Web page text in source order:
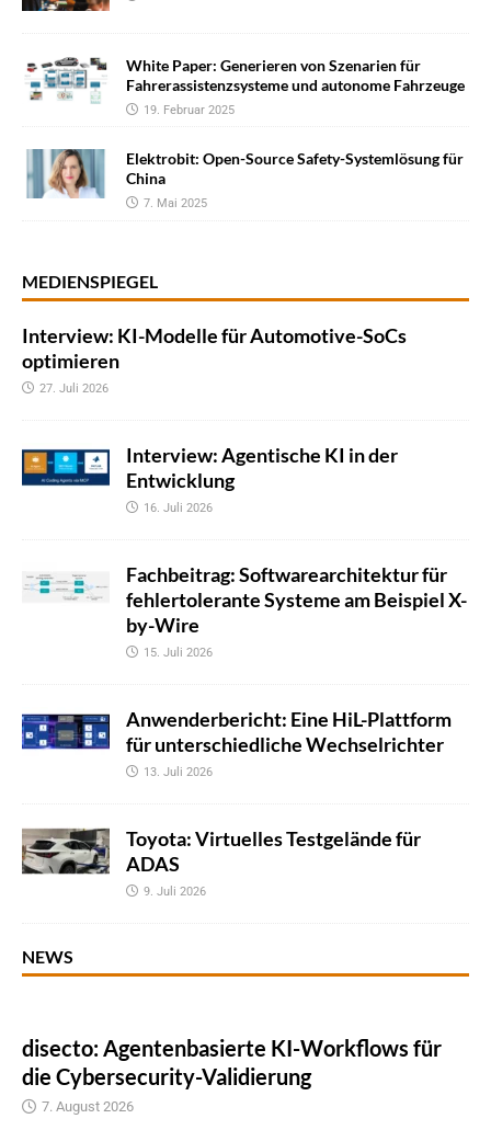
White Paper: Generieren von Szenarien für
Fahrerassistenzsysteme und autonome Fahrzeuge
19. Februar 2025
Elektrobit: Open-Source Safety-Systemlösung für
China
7. Mai 2025
MEDIENSPIEGEL
Interview: KI-Modelle für Automotive-SoCs
optimieren
27. Juli 2026
Interview: Agentische KI in der
Entwicklung
16. Juli 2026
Fachbeitrag: Softwarearchitektur für
fehlertolerante Systeme am Beispiel X-
by-Wire
15. Juli 2026
Anwenderbericht: Eine HiL-Plattform
für unterschiedliche Wechselrichter
13. Juli 2026
Toyota: Virtuelles Testgelände für
ADAS
9. Juli 2026
NEWS
disecto: Agentenbasierte KI-Workflows für
die Cybersecurity-Validierung
7. August 2026